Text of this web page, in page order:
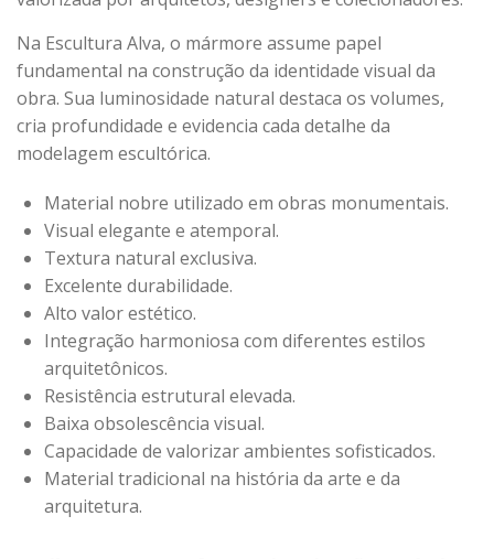
Na Escultura Alva, o mármore assume papel
fundamental na construção da identidade visual da
obra. Sua luminosidade natural destaca os volumes,
cria profundidade e evidencia cada detalhe da
modelagem escultórica.
Material nobre utilizado em obras monumentais.
Visual elegante e atemporal.
Textura natural exclusiva.
Excelente durabilidade.
Alto valor estético.
Integração harmoniosa com diferentes estilos
arquitetônicos.
Resistência estrutural elevada.
Baixa obsolescência visual.
Capacidade de valorizar ambientes sofisticados.
Material tradicional na história da arte e da
arquitetura.